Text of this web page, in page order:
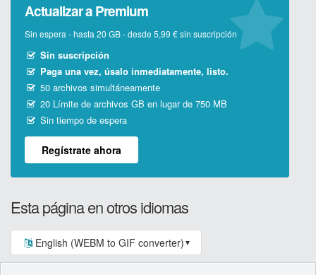
Actualizar a Premium
Sin espera - hasta 20 GB - desde 5,99 € sin suscripción
Sin suscripción
Paga una vez, úsalo inmediatamente, listo.
50 archivos simultáneamente
20 Límite de archivos GB en lugar de 750 MB
Sin tiempo de espera
Regístrate ahora
Esta página en otros idiomas
English (WEBM to GIF converter) ▼